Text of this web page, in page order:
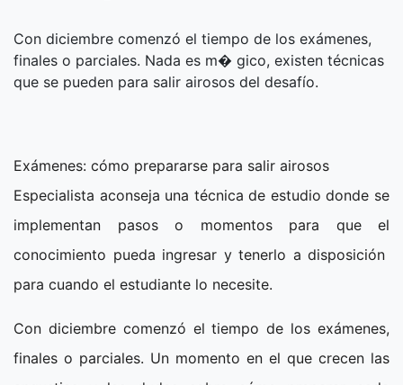
Con diciembre comenzó el tiempo de los exámenes,
finales o parciales. Nada es m� gico, existen técnicas
que se pueden para salir airosos del desafío.
Exámenes: cómo prepararse para salir airosos
Especialista aconseja una técnica de estudio donde se
implementan pasos o momentos para que el
conocimiento pueda ingresar y tenerlo a disposición
para cuando el estudiante lo necesite.
Con diciembre comenzó el tiempo de los exámenes,
finales o parciales. Un momento en el que crecen las